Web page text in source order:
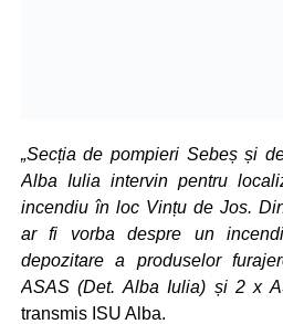
„Secția de pompieri Sebeș și
Alba Iulia intervin pentru
incendiu în loc Vințu de Jos.
ar fi vorba despre un
depozitare a produselor
ASAS (Det. Alba Iulia) și 2 x
transmis ISU Alba.